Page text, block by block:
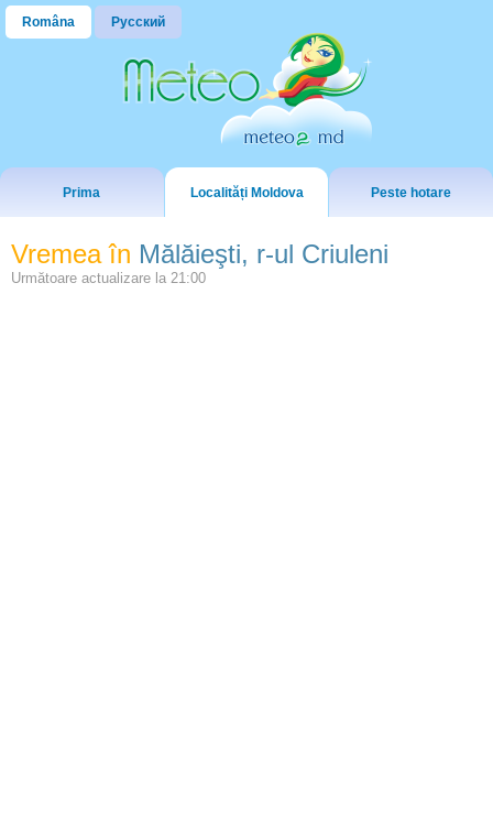
Româna Русский
Prima Localități Moldova Peste hotare
Vremea în Mălăieşti, r-ul Criuleni
Următoare actualizare la 21:00